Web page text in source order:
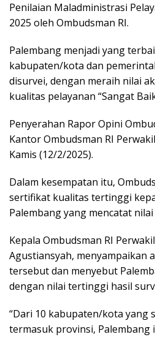
Penilaian Maladministrasi
2025 oleh Ombudsman RI.
Palembang menjadi yang
kabupaten/kota dan
disurvei, dengan meraih nilai
kualitas pelayanan “Sangat
Penyerahan Rapor Opini
Kantor Ombudsman RI
Kamis (12/2/2025).
Dalam kesempatan itu,
sertifikat kualitas tertinggi
Palembang yang mencatat nilai
Kepala Ombudsman RI
Agustiansyah, menyampaikan
tersebut dan menyebut
dengan nilai tertinggi hasil
“Dari 10 kabupaten/kota yang
termasuk provinsi, Palembang